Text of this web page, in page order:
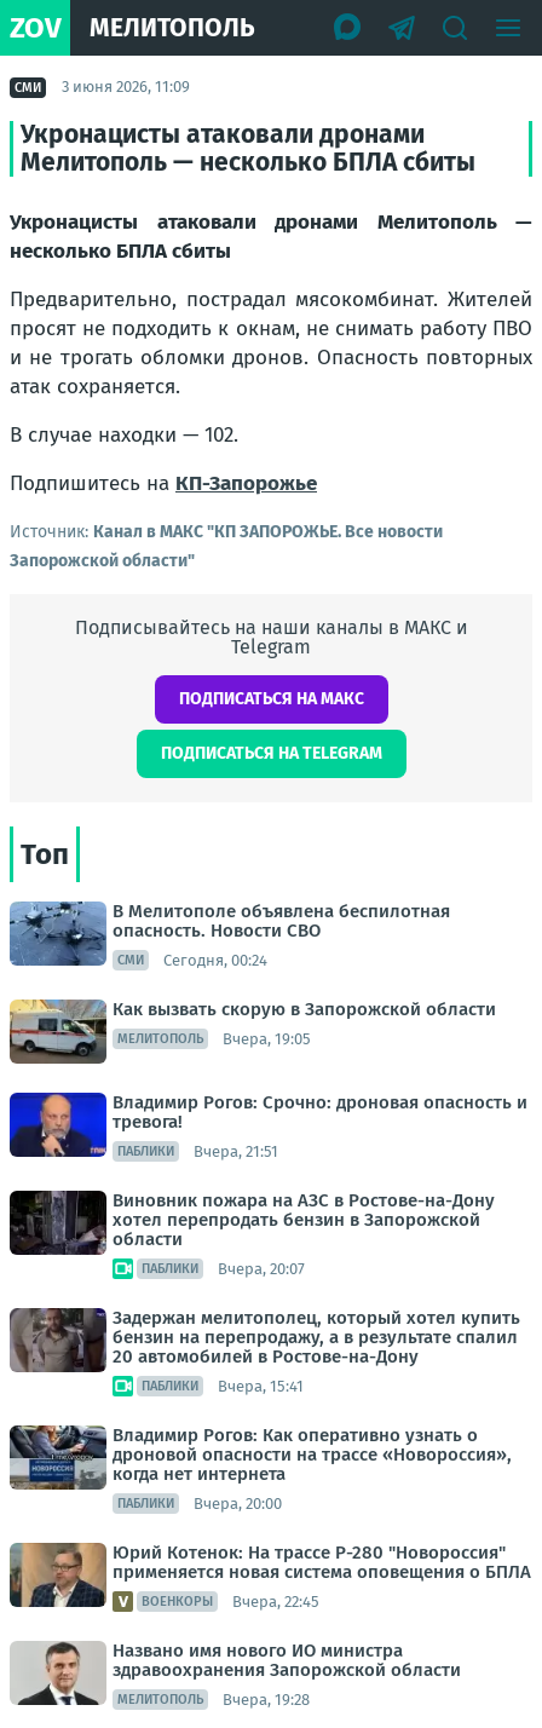
ZOV МЕЛИТОПОЛЬ
СМИ 3 июня 2026, 11:09
Укронацисты атаковали дронами
Мелитополь — несколько БПЛА сбиты
Укронацисты атаковали дронами Мелитополь —
несколько БПЛА сбиты
Предварительно, пострадал мясокомбинат. Жителей
просят не подходить к окнам, не снимать работу ПВО
и не трогать обломки дронов. Опасность повторных
атак сохраняется.
В случае находки — 102.
Подпишитесь на КП-Запорожье
Источник: Канал в МАКС "КП ЗАПОРОЖЬЕ. Все новости
Запорожской области"
Подписывайтесь на наши каналы в МАКС и
Telegram
ПОДПИСАТЬСЯ НА МАКС
ПОДПИСАТЬСЯ НА TELEGRAM
Топ
В Мелитополе объявлена беспилотная
опасность. Новости СВО
СМИ Сегодня, 00:24
Как вызвать скорую в Запорожской области
МЕЛИТОПОЛЬ Вчера, 19:05
Владимир Рогов: Срочно: дроновая опасность и
тревога!
ПАБЛИКИ Вчера, 21:51
Виновник пожара на АЗС в Ростове-на-Дону
хотел перепродать бензин в Запорожской
области
ПАБЛИКИ Вчера, 20:07
Задержан мелитополец, который хотел купить
бензин на перепродажу, а в результате спалил
20 автомобилей в Ростове-на-Дону
ПАБЛИКИ Вчера, 15:41
Владимир Рогов: Как оперативно узнать о
дроновой опасности на трассе «Новороссия»,
когда нет интернета
ПАБЛИКИ Вчера, 20:00
Юрий Котенок: На трассе Р-280 "Новороссия"
применяется новая система оповещения о БПЛА
ВОЕНКОРЫ Вчера, 22:45
Названо имя нового ИО министра
здравоохранения Запорожской области
МЕЛИТОПОЛЬ Вчера, 19:28